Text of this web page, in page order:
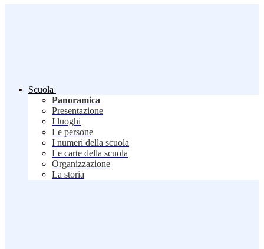
Scuola
Panoramica
Presentazione
I luoghi
Le persone
I numeri della scuola
Le carte della scuola
Organizzazione
La storia